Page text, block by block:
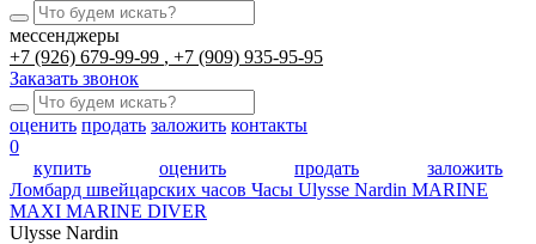
мессенджеры
+7 (926) 679-99-99
+7 (909) 935-95-95
Заказать звонок
оценить продать заложить контакты
0
купить
оценить продать
заложить
Ломбард швейцарских часов Часы Ulysse Nardin MARINE
MAXI MARINE DIVER
Ulysse Nardin